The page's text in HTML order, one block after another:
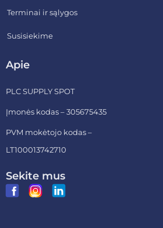
Terminai ir sąlygos
Susisiekime
Apie
PLC SUPPLY SPOT
Įmonės kodas – 305675435
PVM mokėtojo kodas –
LT100013742710
Sekite mus